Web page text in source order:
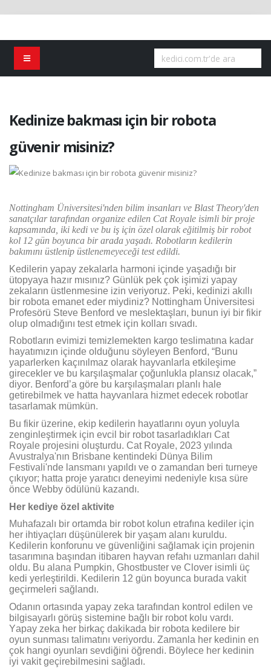
Kedinize bakması için bir robota
güvenir misiniz?
Nottingham Üniversitesi'nden bilim insanları ve Blast Theory'den
sanatçılar tarafından organize edilen Cat Royale isimli bir proje
kapsamında, iki kedi ve bu iş için özel olarak eğitilmiş bir robot
kol 12 gün boyunca bir arada yaşadı. Robotların kedilerin
bakımını üstlenip üstlenemeyeceği test edildi.
Kedilerin yapay zekalarla harmoni içinde yaşadığı bir
ütopyaya hazır mısınız? Günlük pek çok işimizi yapay
zekaların üstlenmesine izin veriyoruz. Peki, kedinizi akıllı
bir robota emanet eder miydiniz? Nottingham Üniversitesi
Profesörü Steve Benford ve meslektaşları, bunun iyi bir fikir
olup olmadığını test etmek için kolları sıvadı.
Robotların evimizi temizlemekten kargo teslimatına kadar
hayatımızın içinde olduğunu söyleyen Benford, “Bunu
yaparlerken kaçınılmaz olarak hayvanlarla etkileşime
girecekler ve bu karşılaşmalar çoğunlukla plansız olacak,”
diyor. Benford’a göre bu karşılaşmaları planlı hale
getirebilmek ve hatta hayvanlara hizmet edecek robotlar
tasarlamak mümkün.
Bu fikir üzerine, ekip kedilerin hayatlarını oyun yoluyla
zenginleştirmek için evcil bir robot tasarladıkları Cat
Royale projesini oluşturdu. Cat Royale, 2023 yılında
Avustralya'nın Brisbane kentindeki Dünya Bilim
Festivali'nde lansmanı yapıldı ve o zamandan beri turneye
çıkıyor; hatta proje yaratıcı deneyimi nedeniyle kısa süre
önce Webby ödülünü kazandı.
Her kediye özel aktivite
Muhafazalı bir ortamda bir robot kolun etrafına kediler için
her ihtiyaçları düşünülerek bir yaşam alanı kuruldu.
Kedilerin konforunu ve güvenliğini sağlamak için projenin
tasarımına başından itibaren hayvan refahı uzmanları dahil
oldu. Bu alana Pumpkin, Ghostbuster ve Clover isimli üç
kedi yerleştirildi. Kedilerin 12 gün boyunca burada vakit
geçirmeleri sağlandı.
Odanın ortasında yapay zeka tarafından kontrol edilen ve
bilgisayarlı görüş sistemine bağlı bir robot kolu vardı.
Yapay zeka her birkaç dakikada bir robota kedilere bir
oyun sunması talimatını veriyordu. Zamanla her kedinin en
çok hangi oyunları sevdiğini öğrendi. Böylece her kedinin
iyi vakit geçirebilmesini sağladı.